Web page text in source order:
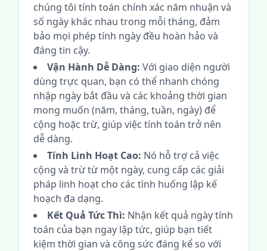
chúng tôi tính toán chính xác năm nhuận và
số ngày khác nhau trong mỗi tháng, đảm
bảo mọi phép tính ngày đều hoàn hảo và
đáng tin cậy.
Vận Hành Dễ Dàng: Với giao diện người
dùng trực quan, bạn có thể nhanh chóng
nhập ngày bắt đầu và các khoảng thời gian
mong muốn (năm, tháng, tuần, ngày) để
cộng hoặc trừ, giúp việc tính toán trở nên
dễ dàng.
Tính Linh Hoạt Cao: Nó hỗ trợ cả việc
cộng và trừ từ một ngày, cung cấp các giải
pháp linh hoạt cho các tình huống lập kế
hoạch đa dạng.
Kết Quả Tức Thì: Nhận kết quả ngày tính
toán của bạn ngay lập tức, giúp bạn tiết
kiệm thời gian và công sức đáng kể so với